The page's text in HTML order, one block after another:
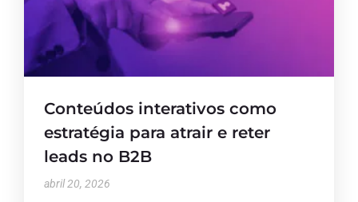
Conteúdos interativos como
estratégia para atrair e reter
leads no B2B
abril 20, 2026